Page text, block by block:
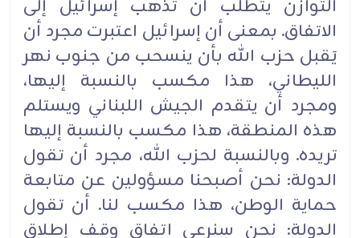
التوازن يتطلب أن تذهب إسرائيل إلى
الاتفاق. بمعنى أن ‏إسرائيل اعتبرت مجرد أن
يَقبل حزب الله بأن ينسحب من جنوب نهر
الليطاني، هذا مكسب بالنسبة إليها،
‏ومجرد أن يتقدم الجيش اللبناني ويستلم
هذه المنطقة، هذا مكسب بالنسبة إليها
تريده. وبالنسبة لحزب الله، ‏مجرد أن تقول
الدولة: نحن أصبحنا مسؤولين عن متابعة
حماية الوطن، هذا مكسب لنا. أن تقول
الدولة: نحن ‏سنرعى اتفاق وقف إطلاق